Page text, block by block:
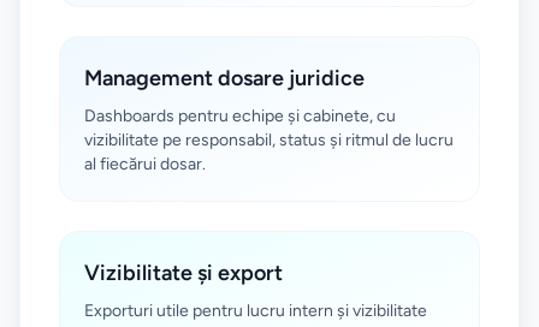
Management dosare juridice
Dashboards pentru echipe și cabinete, cu
vizibilitate pe responsabil, status și ritmul de lucru
al fiecărui dosar.
Vizibilitate și export
Exporturi utile pentru lucru intern și vizibilitate